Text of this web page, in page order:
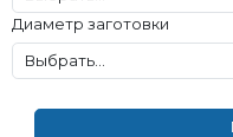
Диаметр заготовки